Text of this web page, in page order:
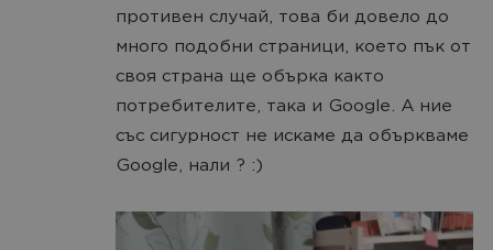
противен случай, това би довело до
много подобни страници, което пък от
своя страна ще обърка както
потребителите, така и Google. А ние
със сигурност не искаме да объркваме
Google, нали ? :)